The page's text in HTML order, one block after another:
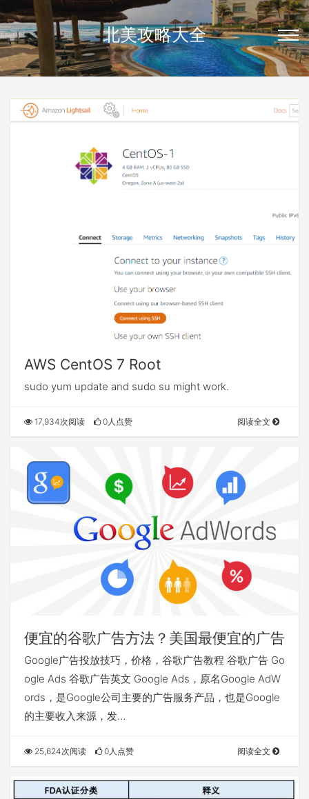
北美攻略大全
AWS CentOS 7 Root
sudo yum update and sudo su might work.
17,934次阅读 0人点赞 阅读全文
便宜的谷歌广告方法？美国最便宜的广告
Google广告投放技巧，价格，谷歌广告教程 谷歌广告 Go
ogle Ads 谷歌广告英文 Google Ads，原名Google AdW
ords，是Google公司主要的广告服务产品，也是Google
的主要收入来源，发…
25,624次阅读 0人点赞 阅读全文